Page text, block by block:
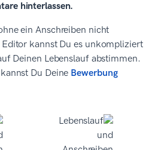
hinterlassen.
ein Anschreiben nicht
kannst Du es unkompliziert
Deinen Lebenslauf abstimmen.
Du Deine Bewerbung